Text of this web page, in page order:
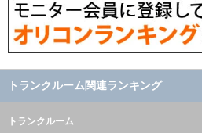
トランクルーム関連ランキング
トランクルーム